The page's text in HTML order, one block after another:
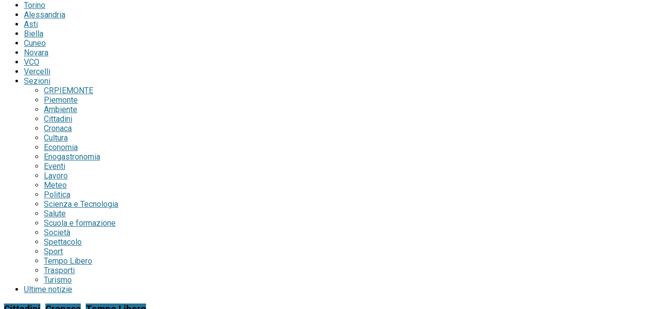
Torino
Alessandria
Asti
Biella
Cuneo
Novara
VCO
Vercelli
Sezioni
CRPIEMONTE
Piemonte
Ambiente
Cittadini
Cronaca
Cultura
Economia
Enogastronomia
Eventi
Lavoro
Meteo
Politica
Scienza e Tecnologia
Salute
Scuola e formazione
Società
Spettacolo
Sport
Tempo Libero
Trasporti
Turismo
Ultime notizie